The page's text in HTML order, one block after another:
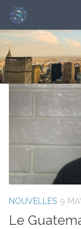
DAILY
NOUVELLES 9
Le